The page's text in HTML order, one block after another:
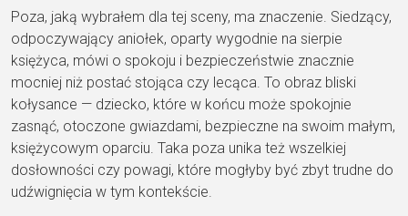
Poza, jaką wybrałem dla tej sceny, ma znaczenie. Siedzący,
odpoczywający aniołek, oparty wygodnie na sierpie
księżyca, mówi o spokoju i bezpieczeństwie znacznie
mocniej niż postać stojąca czy lecąca. To obraz bliski
kołysance — dziecko, które w końcu może spokojnie
zasnąć, otoczone gwiazdami, bezpieczne na swoim małym,
księżycowym oparciu. Taka poza unika też wszelkiej
dosłowności czy powagi, które mogłyby być zbyt trudne do
udźwignięcia w tym kontekście.